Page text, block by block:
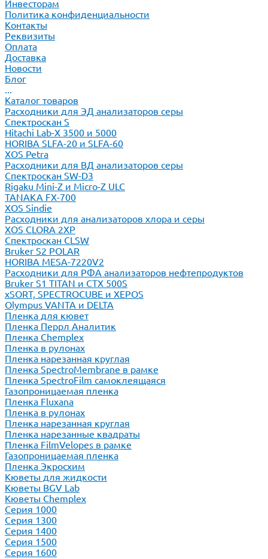
Инвесторам
Политика конфиденциальности
Контакты
Реквизиты
Оплата
Доставка
Новости
Блог
...
Каталог товаров
Расходники для ЭД анализаторов серы
Спектроскан S
Hitachi Lab-X 3500 и 5000
HORIBA SLFA-20 и SLFA-60
XOS Petra
Расходники для ВД анализаторов серы
Спектроскан SW-D3
Rigaku Mini-Z и Micro-Z ULC
TANAKA FX-700
XOS Sindie
Расходники для анализаторов хлора и серы
XOS CLORA 2XP
Спектроскан CLSW
Bruker S2 POLAR
HORIBA MESA-7220V2
Расходники для РФА анализаторов нефтепродуктов
Bruker S1 TITAN и CTX 500S
xSORT, SPECTROCUBE и XEPOS
Olympus VANTA и DELTA
Пленка для кювет
Пленка Перрл Аналитик
Пленка Chemplex
Пленка в рулонах
Пленка нарезанная круглая
Пленка SpectroMembrane в рамке
Пленка SpectroFilm самоклеящаяся
Газопроницаемая пленка
Пленка Fluxana
Пленка в рулонах
Пленка нарезанная круглая
Пленка нарезанные квадраты
Пленка FilmVelopes в рамке
Газопроницаемая пленка
Пленка Экросхим
Кюветы для жидкости
Кюветы BGV Lab
Кюветы Chemplex
Серия 1000
Серия 1300
Серия 1400
Серия 1500
Серия 1600